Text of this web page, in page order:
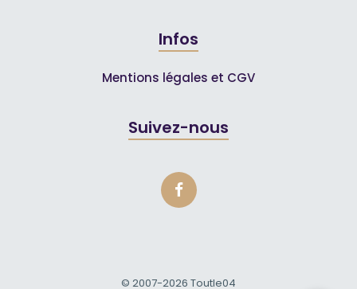
Infos
Mentions légales et CGV
Suivez-nous
© 2007-2026 Toutle04